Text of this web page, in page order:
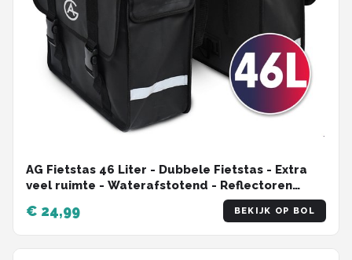
AG Fietstas 46 Liter - Dubbele Fietstas - Extra
veel ruimte - Waterafstotend - Reflectoren
fietstassen - electrische fietsen - Zwart - dubbel
€ 24,99 BEKIJK OP BOL